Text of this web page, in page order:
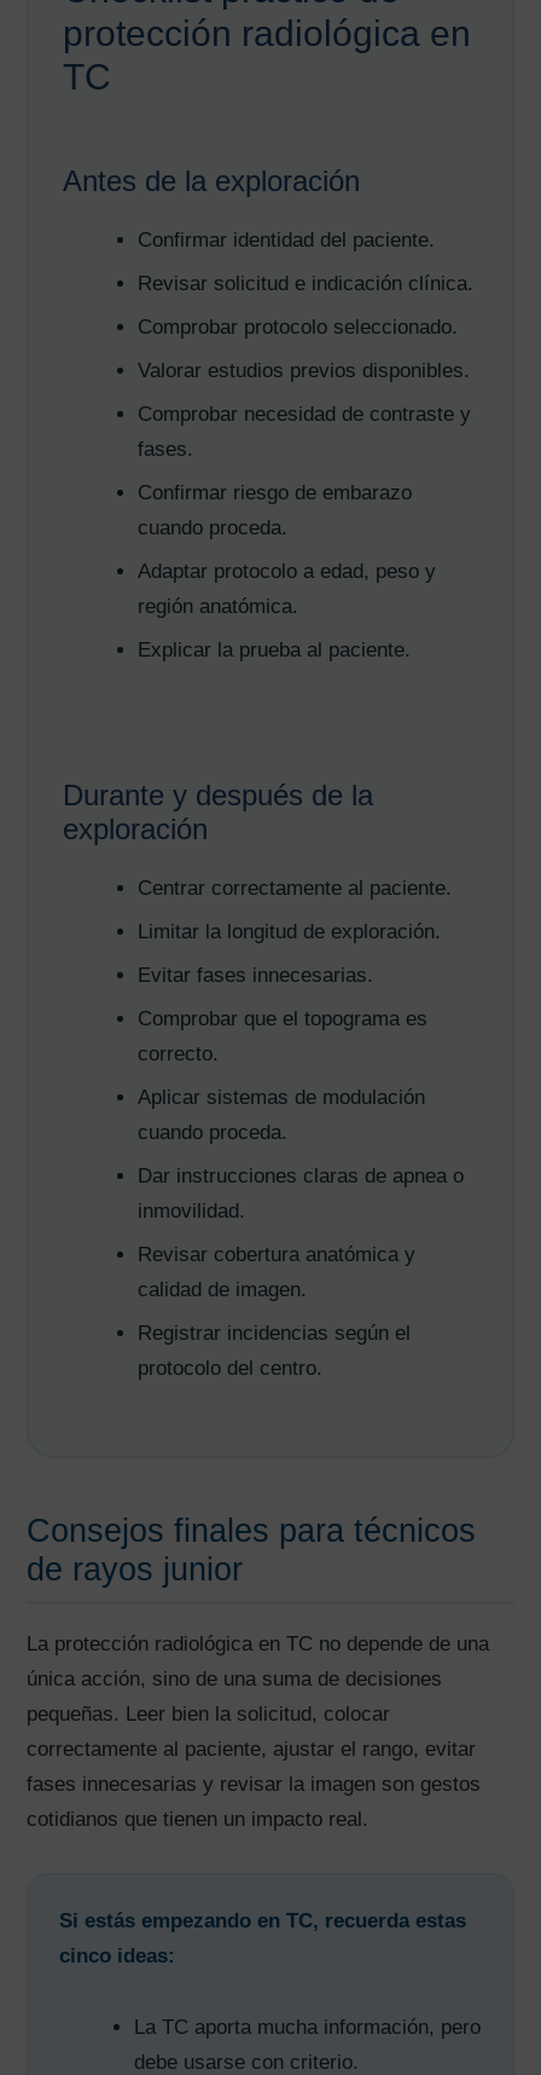
protección radiológica en
TC
Antes de la exploración
Confirmar identidad del paciente.
Revisar solicitud e indicación clínica.
Comprobar protocolo seleccionado.
Valorar estudios previos disponibles.
Comprobar necesidad de contraste y
fases.
Confirmar riesgo de embarazo
cuando proceda.
Adaptar protocolo a edad, peso y
región anatómica.
Explicar la prueba al paciente.
Durante y después de la
exploración
Centrar correctamente al paciente.
Limitar la longitud de exploración.
Evitar fases innecesarias.
Comprobar que el topograma es
correcto.
Aplicar sistemas de modulación
cuando proceda.
Dar instrucciones claras de apnea o
inmovilidad.
Revisar cobertura anatómica y
calidad de imagen.
Registrar incidencias según el
protocolo del centro.
Consejos finales para técnicos
de rayos junior
La protección radiológica en TC no depende de una
única acción, sino de una suma de decisiones
pequeñas. Leer bien la solicitud, colocar
correctamente al paciente, ajustar el rango, evitar
fases innecesarias y revisar la imagen son gestos
cotidianos que tienen un impacto real.
Si estás empezando en TC, recuerda estas
cinco ideas:
La TC aporta mucha información, pero
debe usarse con criterio.